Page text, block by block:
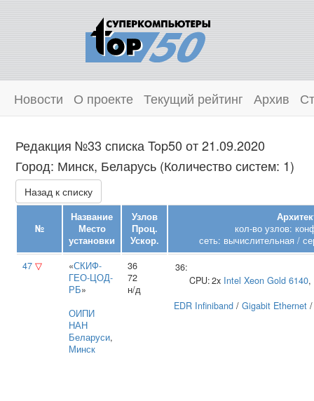
Новости О проекте Текущий рейтинг Архив
Редакция №33 списка Top50 от 21.09.2020
Город: Минск, Беларусь (Количество систем: 1)
Назад к списку
№
Название
Место
установки
Узлов
Проц.
Ускор.
кол-во узлов:
сеть: вычислительная /
47 ▽ «СКИФ-
ГЕО-ЦОД-
РБ»
ОИПИ
НАН
Беларуси,
Минск
36
72
н/д
36:
CPU:2x Intel Xeon Gold 6140,
EDR Infiniband / Gigabit Ethernet